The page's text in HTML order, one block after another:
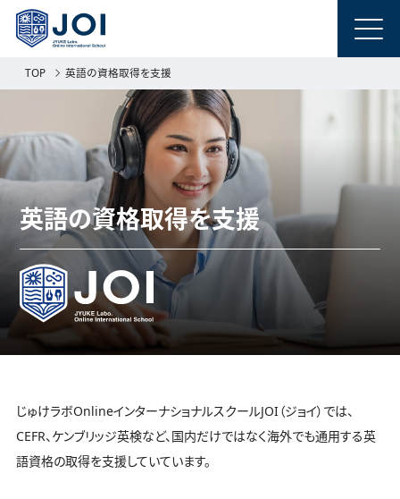
TOP 英語の資格取得を支援
英語の資格取得を支援
じゅけラボOnlineインターナショナルスクールJOI（ジョイ）では、
CEFR、ケンブリッジ英検など、国内だけではなく海外でも通用する英
語資格の取得を支援していています。